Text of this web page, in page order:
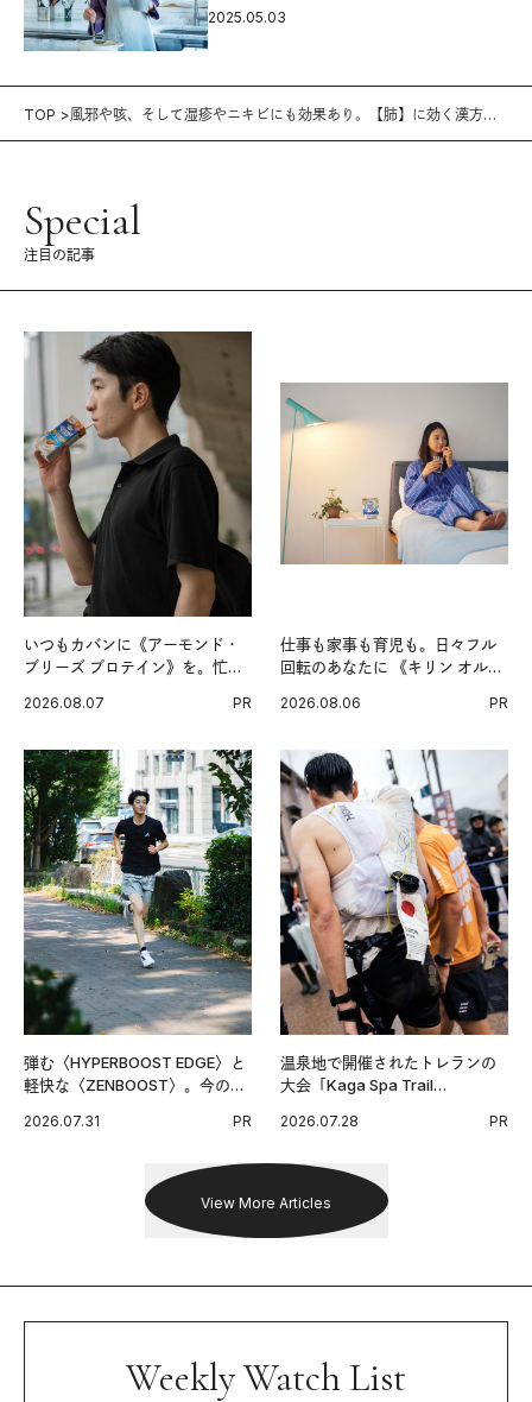
2025.05.03
TOP
風邪や咳、そして湿疹やニキビにも効果あり。【肺】に効く漢方薬6
Special
注目の記事
いつもカバンに《アーモンド・
ブリーズ プロテイン》を。忙し
グ習慣。
2026.08.07 PR
仕事も家事も育児も。日々フル
回転のあなたに 《キリン オルニ
2026.08.06 PR
弾む〈HYPERBOOST EDGE〉と
軽快な〈ZENBOOST〉。今の時
出した新機軸。
2026.07.31 PR
温泉地で開催されたトレランの
大会「Kaga Spa Trail
戦を夢見るランナーたちの奮闘
2026.07.28 PR
View More Articles
Weekly Watch List